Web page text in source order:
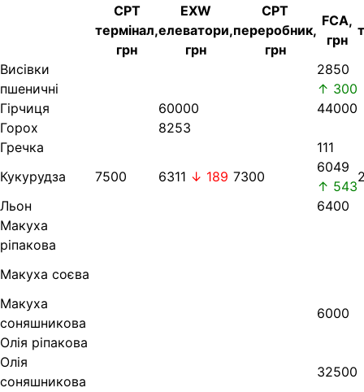
CPT
термінал,
грн
EXW
елеватори,
грн
CPT
переробник,
грн
FCA,
грн
Висівки
пшеничні
2850
↑ 300
Гірчиця
60000
44000
Горох
8253
Гречка
111
Кукурудза
7500 6311 ↓ 189 7300
6049
↑ 543
Льон
6400
Макуха
ріпакова
Макуха соєва
Макуха
соняшникова
6000
Олія ріпакова
Олія
соняшникова
32500